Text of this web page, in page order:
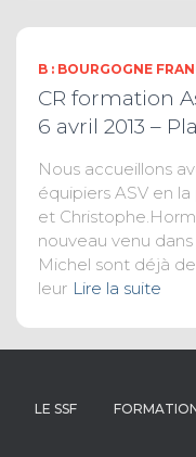
B : BOURGOGNE
CR formation
6 avril 2013 –
Nous accueillons
équipiers ASV en
et
nouveau venu
Michel sont déjà
leur Lire la suite
LE SSF